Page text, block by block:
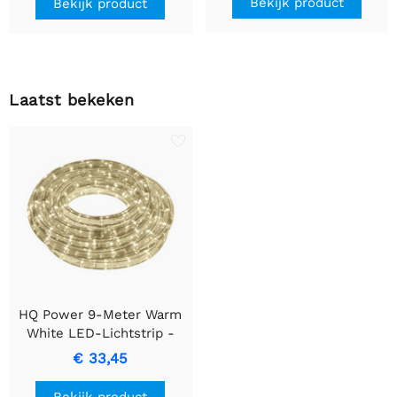
Bekijk product
Laatst bekeken
HQ Power 9-Meter Warm
White LED-Lichtstrip -
Energiezuinig & Gaat Lang
Mee
€ 33,45